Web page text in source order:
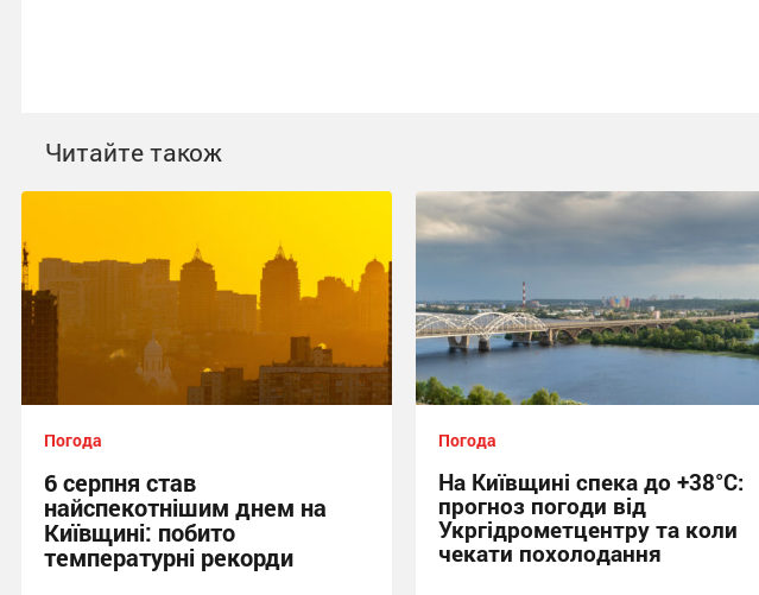
Читайте також
Погода
6 серпня став
найспекотнішим днем на
Київщині: побито
температурні рекорди
Погода
На Київщині спека до +38°С:
прогноз погоди від
Укргідрометцентру та коли
чекати похолодання